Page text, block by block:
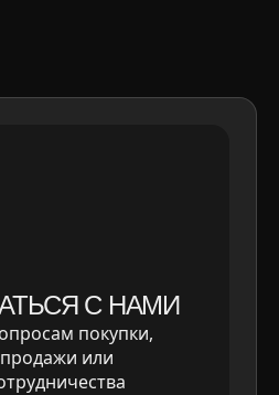
С НАМИ
покупки,
продажи или